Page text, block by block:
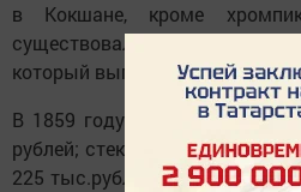
в Кокшане, кроме
существовал еще и канатный
который выпускал снасти.
В 1859 году канатный завод
рублей; стекольный - в 25
225 тыс.рублей. В 1893 году в